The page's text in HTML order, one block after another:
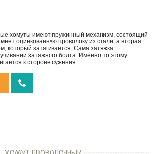
хомуты имеют пружинный механизм, состоящий
оцинкованную проволоку из стали, а вторая
который затягивается. Сама затяжка
затяжного болта. Именно по этому
к стороне сужения.